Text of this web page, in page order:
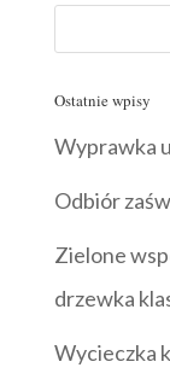
Ostatnie wpisy
Wyprawka
Odbiór
Zielone
drzewka
Wycieczka